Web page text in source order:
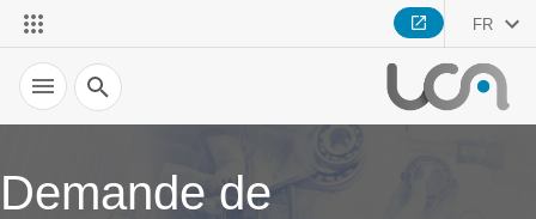
FR
Recherche
Demande de